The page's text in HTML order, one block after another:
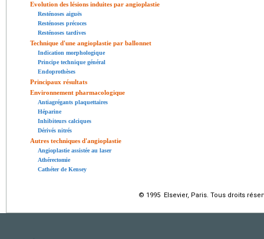
Evolution des lésions induites par angioplastie
Resténoses aiguës
Resténoses précoces
Resténoses tardives
Technique d'une angioplastie par ballonnet
Indication morphologique
Principe technique général
Endoprothèses
Principaux résultats
Environnement pharmacologique
Antiagrégants plaquettaires
Héparine
Inhibiteurs calciques
Dérivés nitrés
Autres techniques d'angioplastie
Angioplastie assistée au laser
Athérectomie
Cathéter de Kensey
© 1995 Elsevier, Paris. Tous droits